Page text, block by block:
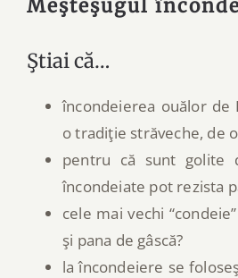
Meşteşugul
Ştiai că…
încondeierea ouălor de
o tradiţie străveche, de
pentru că sunt golite
încondeiate pot rezista
cele mai vechi
şi pana de gâscă?
la încondeiere se